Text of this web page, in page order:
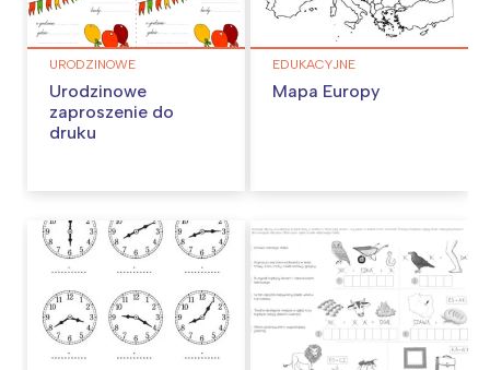
URODZINOWE
Urodzinowe
zaproszenie do
druku
EDUKACYJNE
Mapa Europy